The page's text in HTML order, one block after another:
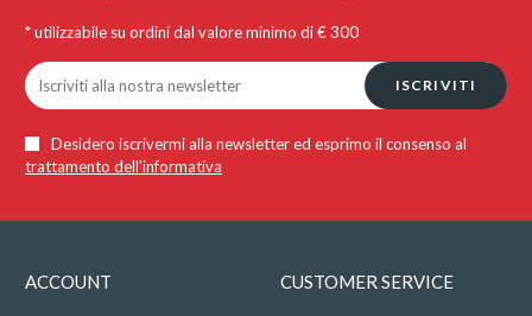
* utilizzabile su ordini dal valore minimo di € 300
ISCRIVITI
Desidero iscrivermi alla newsletter ed esprimo il consenso al
trattamento dell'informativa
ACCOUNT CUSTOMER SERVICE